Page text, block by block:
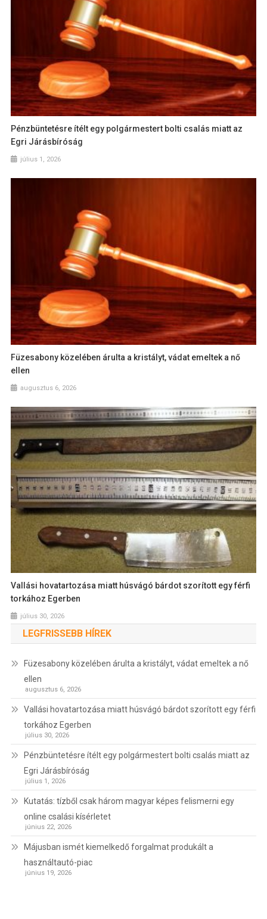
Pénzbüntetésre ítélt egy polgármestert bolti csalás miatt az
Egri Járásbíróság
július 1, 2026
Füzesabony közelében árulta a kristályt, vádat emeltek a nő
ellen
augusztus 6, 2026
Vallási hovatartozása miatt húsvágó bárdot szorított egy férfi
torkához Egerben
július 30, 2026
LEGFRISSEBB HÍREK
Füzesabony közelében árulta a kristályt, vádat emeltek a nő
ellen
augusztus 6, 2026
Vallási hovatartozása miatt húsvágó bárdot szorított egy férfi
torkához Egerben
július 30, 2026
Pénzbüntetésre ítélt egy polgármestert bolti csalás miatt az
Egri Járásbíróság
július 1, 2026
Kutatás: tízből csak három magyar képes felismerni egy
online csalási kísérletet
június 22, 2026
Májusban ismét kiemelkedő forgalmat produkált a
használtautó-piac
június 19, 2026